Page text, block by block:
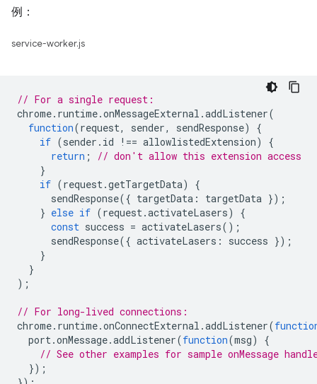
例：
service-worker.js
// For a single request:
chrome. runtime.onMessageExternal .addListener(
function(request, sender, sendResponse)
{
if (sender . id !== allowlistedExtension)
{
return ;
// don't allow this extension access
}
if (request.getTargetData)
{
sendResponse({ targetData : targetData });
} else if (request.activateLasers)
{
const success = activateLasers();
sendResponse({ activateLasers : success });
}
}
);
// For long-lived connections:
chrome. runtime.onConnectExternal .addListener(
port.onMessage.addListener(function(msg)
{
// See other examples for sample onMessage
});